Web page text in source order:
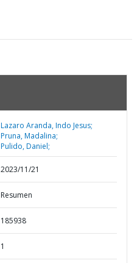
Lazaro Aranda, Indo Jesus;
Pruna, Madalina;
Pulido, Daniel;
2023/11/21
Resumen
185938
1